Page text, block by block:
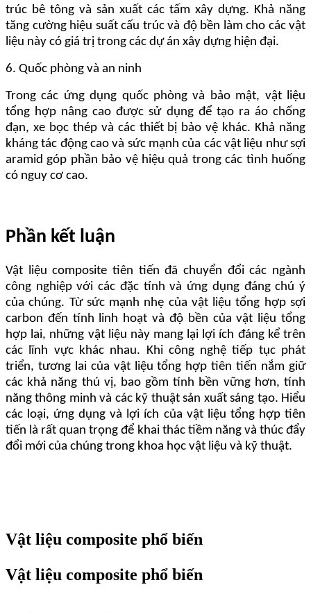
trúc bê tông và sản xuất các tấm xây dựng. Khả năng
tăng cường hiệu suất cấu trúc và độ bền làm cho các vật
liệu này có giá trị trong các dự án xây dựng hiện đại.
6. Quốc phòng và an ninh
Trong các ứng dụng quốc phòng và bảo mật, vật liệu
tổng hợp nâng cao được sử dụng để tạo ra áo chống
đạn, xe bọc thép và các thiết bị bảo vệ khác. Khả năng
kháng tác động cao và sức mạnh của các vật liệu như sợi
aramid góp phần bảo vệ hiệu quả trong các tình huống
có nguy cơ cao.
Phần kết luận
Vật liệu composite tiên tiến đã chuyển đổi các ngành
công nghiệp với các đặc tính và ứng dụng đáng chú ý
của chúng. Từ sức mạnh nhẹ của vật liệu tổng hợp sợi
carbon đến tính linh hoạt và độ bền của vật liệu tổng
hợp lai, những vật liệu này mang lại lợi ích đáng kể trên
các lĩnh vực khác nhau. Khi công nghệ tiếp tục phát
triển, tương lai của vật liệu tổng hợp tiên tiến nắm giữ
các khả năng thú vị, bao gồm tính bền vững hơn, tính
năng thông minh và các kỹ thuật sản xuất sáng tạo. Hiểu
các loại, ứng dụng và lợi ích của vật liệu tổng hợp tiên
tiến là rất quan trọng để khai thác tiềm năng và thúc đẩy
đổi mới của chúng trong khoa học vật liệu và kỹ thuật.
Vật liệu composite phổ biến
Vật liệu composite phổ biến